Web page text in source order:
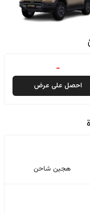
-
احصل على عرض
هجين شاحن